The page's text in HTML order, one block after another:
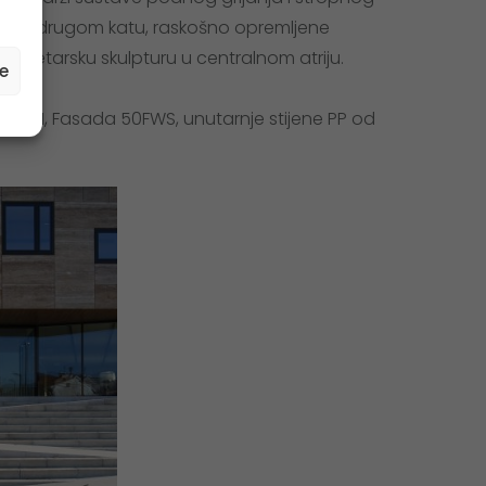
na drugom katu, raskošno opremljene
skulpturu u centralnom atriju.
SI, Fasada 50FWS, unutarnje stijene PP od